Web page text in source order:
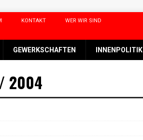
KONTAKT WER WIR SIND
GEWERKSCHAFTEN INNENPOLITIK
2004